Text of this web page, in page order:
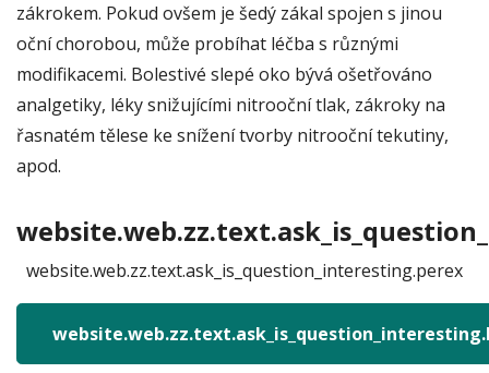
zákrokem. Pokud ovšem je šedý zákal spojen s jinou
oční chorobou, může probíhat léčba s různými
modifikacemi. Bolestivé slepé oko bývá ošetřováno
analgetiky, léky snižujícími nitrooční tlak, zákroky na
řasnatém tělese ke snížení tvorby nitrooční tekutiny,
apod.
website.web.zz.text.ask_is_question_interesting.perex